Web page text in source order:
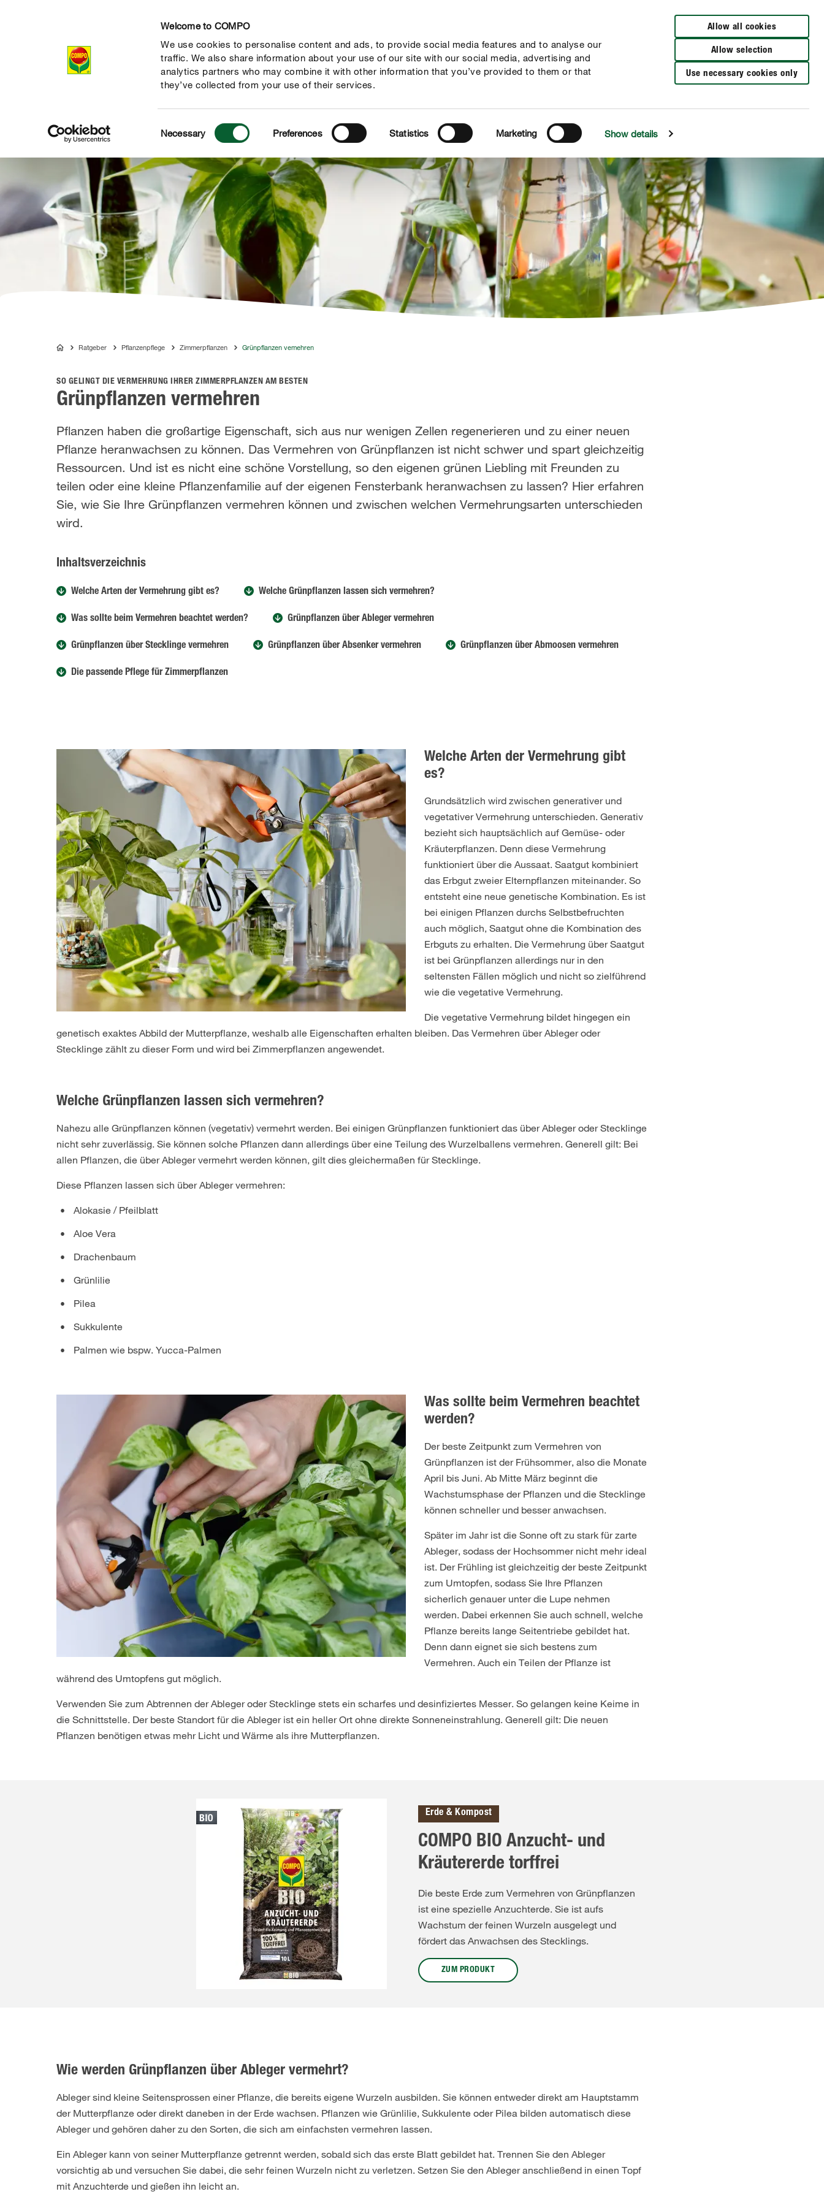
Welcome to COMPO
We use cookies to personalise content and ads, to provide social media features and to analyse our
traffic. We also share information about your use of our site with our social media, advertising and
analytics partners who may combine it with other information that you’ve provided to them or that
they’ve collected from your use of their services.
Selection
Necessary Preferences Statistics Marketing Show details
Allow all cookies
Allow selection
Use necessary cookies only
Produkte Ratgeber Themenwelten Service Unternehmen
COMPORatgeber Pflanzenpflege Zimmerpflanzen Grünpflanzen vemehren
SO GELINGT DIE VERMEHRUNG IHRER ZIMMERPFLANZEN AM BESTEN
Grünpflanzen vermehren
Pflanzen haben die großartige Eigenschaft, sich aus nur wenigen Zellen regenerieren und zu einer neuen
Pflanze heranwachsen zu können. Das Vermehren von Grünpflanzen ist nicht schwer und spart gleichzeitig
Ressourcen. Und ist es nicht eine schöne Vorstellung, so den eigenen grünen Liebling mit Freunden zu
teilen oder eine kleine Pflanzenfamilie auf der eigenen Fensterbank heranwachsen zu lassen? Hier erfahren
Sie, wie Sie Ihre Grünpflanzen vermehren können und zwischen welchen Vermehrungsarten unterschieden
wird.
Inhaltsverzeichnis
Welche Arten der Vermehrung gibt es? Welche Grünpflanzen lassen sich vermehren?
Was sollte beim Vermehren beachtet werden? Grünpflanzen über Ableger vermehren
Grünpflanzen über Stecklinge vermehren Grünpflanzen über Absenker vermehren Grünpflanzen über Abmoosen vermehren
Die passende Pflege für Zimmerpflanzen
Welche Arten der Vermehrung gibt
es?
Grundsätzlich wird zwischen generativer und
vegetativer Vermehrung unterschieden. Generativ
bezieht sich hauptsächlich auf Gemüse- oder
Kräuterpflanzen. Denn diese Vermehrung
funktioniert über die Aussaat. Saatgut kombiniert
das Erbgut zweier Elternpflanzen miteinander. So
entsteht eine neue genetische Kombination. Es ist
bei einigen Pflanzen durchs Selbstbefruchten
auch möglich, Saatgut ohne die Kombination des
Erbguts zu erhalten. Die Vermehrung über Saatgut
ist bei Grünpflanzen allerdings nur in den
seltensten Fällen möglich und nicht so zielführend
wie die vegetative Vermehrung.
Die vegetative Vermehrung bildet hingegen ein
genetisch exaktes Abbild der Mutterpflanze, weshalb alle Eigenschaften erhalten bleiben. Das Vermehren über Ableger oder
Stecklinge zählt zu dieser Form und wird bei Zimmerpflanzen angewendet.
Welche Grünpflanzen lassen sich vermehren?
Nahezu alle Grünpflanzen können (vegetativ) vermehrt werden. Bei einigen Grünpflanzen funktioniert das über Ableger oder Stecklinge
nicht sehr zuverlässig. Sie können solche Pflanzen dann allerdings über eine Teilung des Wurzelballens vermehren. Generell gilt: Bei
allen Pflanzen, die über Ableger vermehrt werden können, gilt dies gleichermaßen für Stecklinge.
Diese Pflanzen lassen sich über Ableger vermehren:
Alokasie / Pfeilblatt
Aloe Vera
Drachenbaum
Grünlilie
Pilea
Sukkulente
Palmen wie bspw. Yucca-Palmen
Was sollte beim Vermehren beachtet
werden?
Der beste Zeitpunkt zum Vermehren von
Grünpflanzen ist der Frühsommer, also die Monate
April bis Juni. Ab Mitte März beginnt die
Wachstumsphase der Pflanzen und die Stecklinge
können schneller und besser anwachsen.
Später im Jahr ist die Sonne oft zu stark für zarte
Ableger, sodass der Hochsommer nicht mehr ideal
ist. Der Frühling ist gleichzeitig der beste Zeitpunkt
zum Umtopfen, sodass Sie Ihre Pflanzen
sicherlich genauer unter die Lupe nehmen
werden. Dabei erkennen Sie auch schnell, welche
Pflanze bereits lange Seitentriebe gebildet hat.
Denn dann eignet sie sich bestens zum
Vermehren. Auch ein Teilen der Pflanze ist
während des Umtopfens gut möglich.
Verwenden Sie zum Abtrennen der Ableger oder Stecklinge stets ein scharfes und desinfiziertes Messer. So gelangen keine Keime in
die Schnittstelle. Der beste Standort für die Ableger ist ein heller Ort ohne direkte Sonneneinstrahlung. Generell gilt: Die neuen
Pflanzen benötigen etwas mehr Licht und Wärme als ihre Mutterpflanzen.
Erde & Kompost
COMPO BIO Anzucht- und
Kräutererde torffrei
Die beste Erde zum Vermehren von Grünpflanzen
ist eine spezielle Anzuchterde. Sie ist aufs
Wachstum der feinen Wurzeln ausgelegt und
fördert das Anwachsen des Stecklings.
ZUM PRODUKT
Wie werden Grünpflanzen über Ableger vermehrt?
Ableger sind kleine Seitensprossen einer Pflanze, die bereits eigene Wurzeln ausbilden. Sie können entweder direkt am Hauptstamm
der Mutterpflanze oder direkt daneben in der Erde wachsen. Pflanzen wie Grünlilie, Sukkulente oder Pilea bilden automatisch diese
Ableger und gehören daher zu den Sorten, die sich am einfachsten vermehren lassen.
Ein Ableger kann von seiner Mutterpflanze getrennt werden, sobald sich das erste Blatt gebildet hat. Trennen Sie den Ableger
vorsichtig ab und versuchen Sie dabei, die sehr feinen Wurzeln nicht zu verletzen. Setzen Sie den Ableger anschließend in einen Topf
mit Anzuchterde und gießen ihn leicht an.